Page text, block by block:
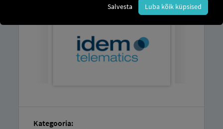
Kategooria:
Salvesta Luba kõik küpsised